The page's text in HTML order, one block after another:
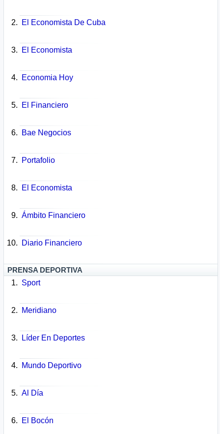
El Economista De Cuba
El Economista
Economia Hoy
El Financiero
Bae Negocios
Portafolio
El Economista
Ámbito Financiero
Diario Financiero
PRENSA DEPORTIVA
Sport
Meridiano
Líder En Deportes
Mundo Deportivo
Al Día
El Bocón